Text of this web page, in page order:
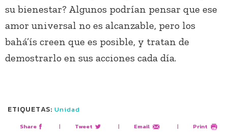
su bienestar? Algunos podrían pensar que ese
amor universal no es alcanzable, pero los
bahá’ís creen que es posible, y tratan de
demostrarlo en sus acciones cada día.
ETIQUETAS: Unidad
Share | Tweet | Email | Print